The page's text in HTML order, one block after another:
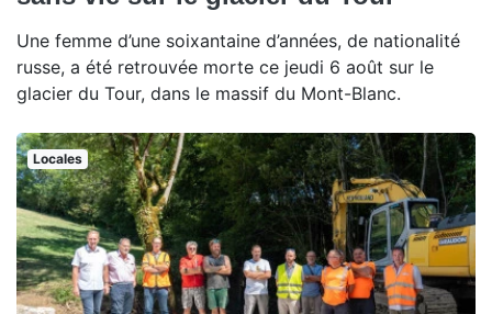
Une femme d’une soixantaine d’années, de nationalité
russe, a été retrouvée morte ce jeudi 6 août sur le
glacier du Tour, dans le massif du Mont-Blanc.
Locales